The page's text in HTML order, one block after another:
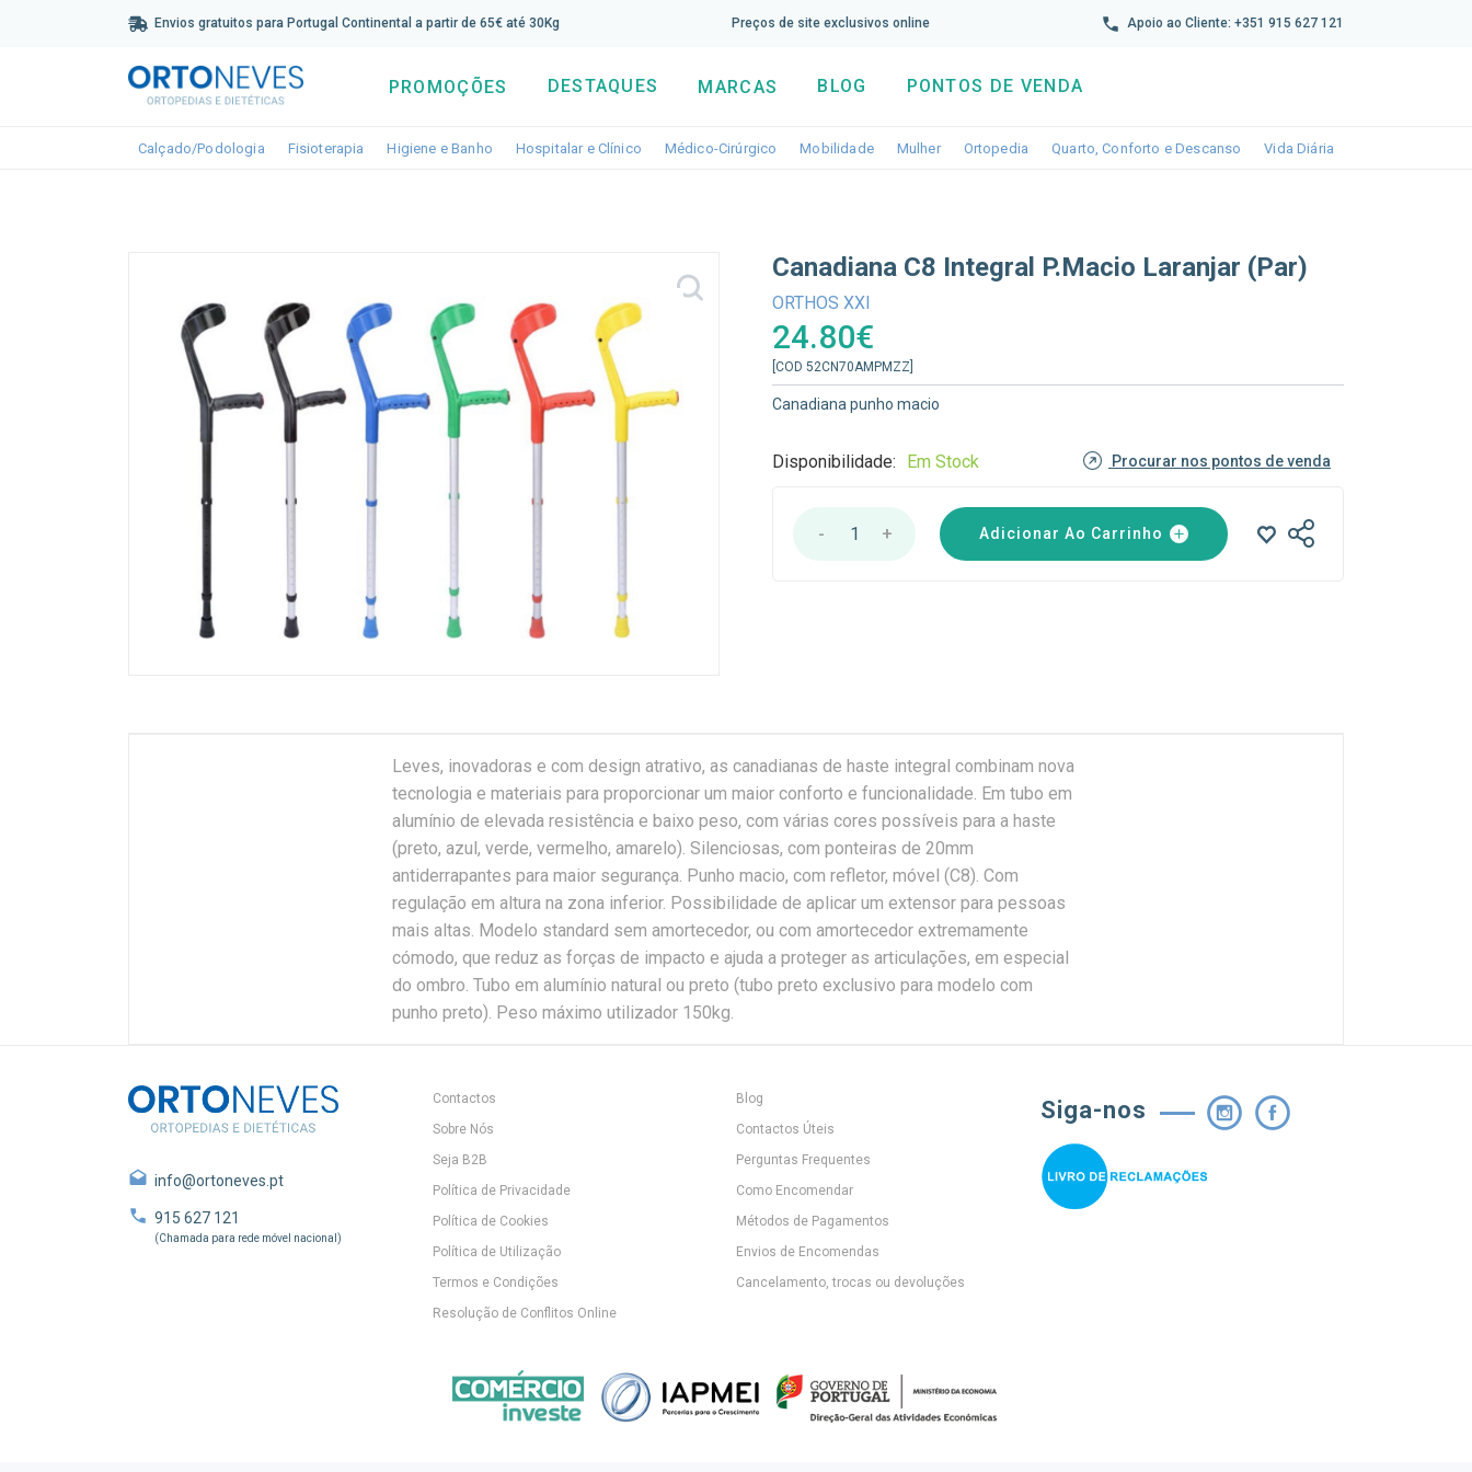
Envios gratuitos para Portugal Continental a partir de 65€ até 30Kg Preços de site exclusivos online Apoio ao Cliente: +351 915 627 121
PROMOÇÕES DESTAQUES MARCAS BLOG PONTOS DE VENDA
Calçado/Podologia Toggle dropdown
Fisioterapia Toggle dropdown
Higiene e Banho Toggle dropdown
Hospitalar e Clínico Toggle dropdown
Médico-Cirúrgico Toggle dropdown
Mobilidade Toggle dropdown
Mulher Toggle dropdown
Ortopedia Toggle dropdown
Quarto, Conforto e Descanso Toggle dropdown
Vida Diária
Subscreva aqui a nossa newsletter e tenha 5% de desconto direto
Canadiana C8 Integral P.macio Laranjar (par)
ORTHOS XXI
24.80€
[COD 52CN70AMPMZZ]
Canadiana punho macio
Disponibilidade: Em Stock Procurar nos pontos de venda
- 1 + Adicionar Ao Carrinho
Leves, inovadoras e com design atrativo, as canadianas de haste integral combinam nova
tecnologia e materiais para proporcionar um maior conforto e funcionalidade. Em tubo em
alumínio de elevada resistência e baixo peso, com várias cores possíveis para a haste
(preto, azul, verde, vermelho, amarelo). Silenciosas, com ponteiras de 20mm
antiderrapantes para maior segurança. Punho macio, com refletor, móvel (C8). Com
regulação em altura na zona inferior. Possibilidade de aplicar um extensor para pessoas
mais altas. Modelo standard sem amortecedor, ou com amortecedor extremamente
cómodo, que reduz as forças de impacto e ajuda a proteger as articulações, em especial
do ombro. Tubo em alumínio natural ou preto (tubo preto exclusivo para modelo com
punho preto). Peso máximo utilizador 150kg.
info@ortoneves.pt
915 627 121
(Chamada para rede móvel nacional)
Contactos
Sobre Nós
Seja B2B
Política de Privacidade
Política de Cookies
Política de Utilização
Termos e Condições
Resolução de Conflitos Online
Blog
Contactos Úteis
Perguntas Frequentes
Como Encomendar
Métodos de Pagamentos
Envios de Encomendas
Cancelamento, trocas ou devoluções
Siga-nos